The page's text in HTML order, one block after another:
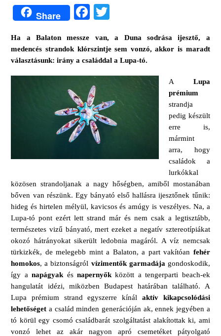
Share Facebook
Ha a Balaton messze van, a Duna sodrása ijesztő, a
medencés strandok klórszintje sem vonzó, akkor is maradt
választásunk: irány a családdal a Lupa-tó.
A Lupa
prémium
strandja
pedig készült
erre is,
mármint
arra, hogy
családok a
lurkókkal
közösen strandoljanak a nagy hőségben, amiből mostanában
bőven van részünk. Egy bányató első hallásra ijesztőnek tűnik:
hideg és hirtelen mélyül, kavicsos és amúgy is veszélyes. Na, a
Lupa-tó pont ezért lett strand már és nem csak a legtisztább,
természetes vizű bányató, mert ezeket a negatív sztereotípiákat
okozó hátrányokat sikerült ledobnia magáról. A víz nemcsak
türkizkék, de melegebb mint a Balaton, a part vakítóan fehér
homokos, a biztonságról vízimentők garmadája gondoskodik,
így anapágyak és napernyőkközött a tengerparti beach-ek
hangulatát idézi, miközben Budapest határában található. A
Lupa prémium strand egyszerre kínál aktív kikapcsolódási
lehetőséget a család minden generációján ak, ennek jegyében a
tó körül egy csomó családbarát szolgáltatást alakítottak ki, ami
vonzó lehet az akár nagyon apró csemetéket pátyolgató